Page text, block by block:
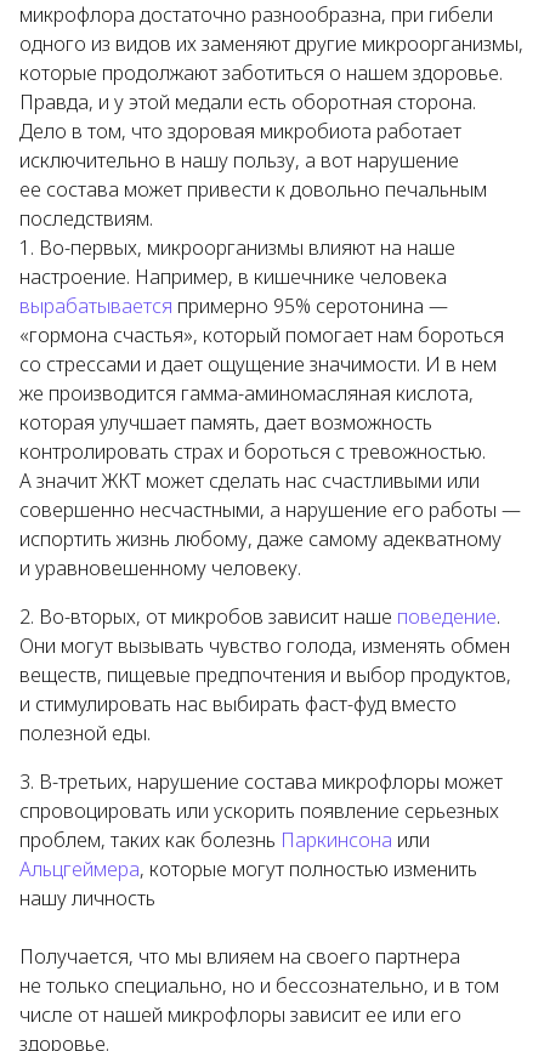
микрофлора достаточно разнообразна, при гибели
одного из видов их заменяют другие микроорганизмы,
которые продолжают заботиться о нашем здоровье.
Правда, и у этой медали есть оборотная сторона.
Дело в том, что здоровая микробиота работает
исключительно в нашу пользу, а вот нарушение
ее состава может привести к довольно печальным
последствиям.
Во-первых, микроорганизмы влияют на наше
настроение. Например, в кишечнике человека
вырабатывается примерно 95% серотонина —
«гормона счастья», который помогает нам бороться
со стрессами и дает ощущение значимости. И в нем
же производится гамма-аминомасляная кислота,
которая улучшает память, дает возможность
контролировать страх и бороться с тревожностью.
А значит ЖКТ может сделать нас счастливыми или
совершенно несчастными, а нарушение его работы —
испортить жизнь любому, даже самому адекватному
и уравновешенному человеку.
Во-вторых, от микробов зависит наше поведение.
Они могут вызывать чувство голода, изменять обмен
веществ, пищевые предпочтения и выбор продуктов,
и стимулировать нас выбирать фаст-фуд вместо
полезной еды.
В-третьих, нарушение состава микрофлоры может
спровоцировать или ускорить появление серьезных
проблем, таких как болезнь Паркинсона или
Альцгеймера, которые могут полностью изменить
нашу личность
Получается, что мы влияем на своего партнера
не только специально, но и бессознательно, и в том
числе от нашей микрофлоры зависит ее или его
здоровье.